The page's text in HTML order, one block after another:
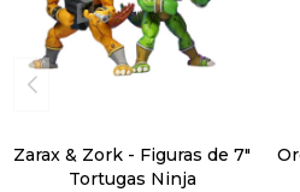
Zarax & Zork - Figuras de 7"
Tortugas Ninja